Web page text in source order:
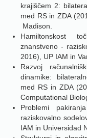
krajiščem 2:
med RS in ZDA
­ Madison.
Hamiltonskost
znanstveno -
2016), UP IAM in
Razvoj
dinamike:
med RS in ZDA
Computational
Problemi
raziskovalno
IAM in Universidad